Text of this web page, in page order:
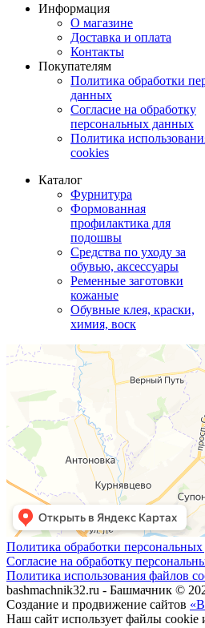
Информация
О магазине
Доставка и оплата
Контакты
Покупателям
Политика обработки
данных
Согласие на обработку
персональных данных
Политика
cookies
Каталог
Фурнитура
Формованная
профилактика для
подошвы
Средства по уходу за
обувью, аксессуары
Ременные заготовки
кожаные
Обувные клея, краски,
химия, воск
Политика обработки
Согласие на обработку
Политика использования файлов
bashmachnik32.ru - Башмачник ©
Создание и продвижение сайтов
Наш сайт использует файлы cookie